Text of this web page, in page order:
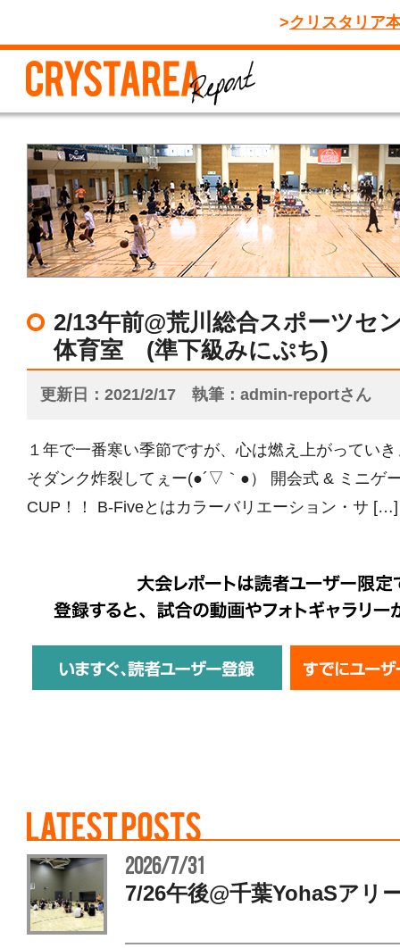
クリスタリア
2/13午前@荒川総合スポーツセ
体育室 (準下級みにぷち)
更新日 2021/2/17 執筆 admin-reportさん
１年で一番寒い季節ですが、心は燃え上がってい
そダンク炸裂してぇー(●´▽｀●） 開会式 & ミニゲ
CUP！！ B-Fiveとはカラーバリエーション・サ […]
2026/7/31
7/26午後@千葉YohaSア